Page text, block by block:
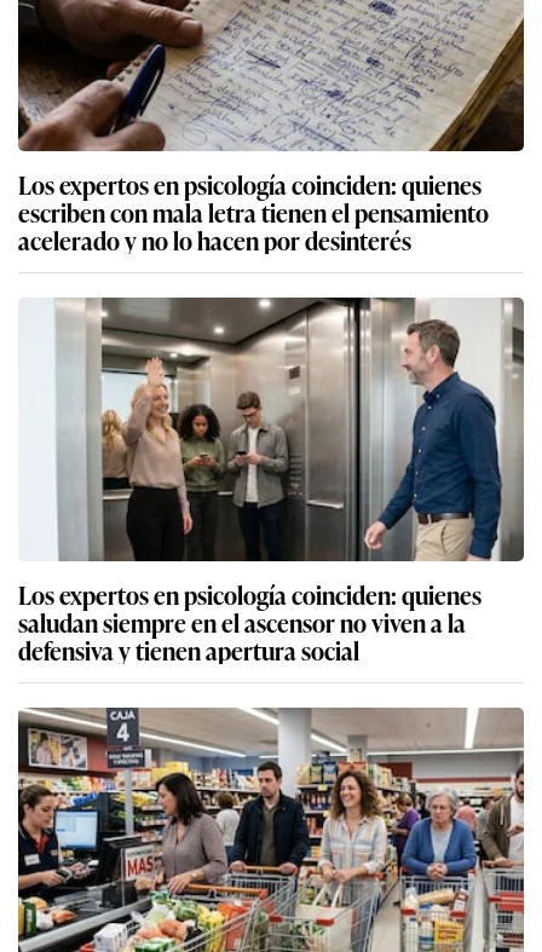
Los expertos en psicología coinciden: quienes
escriben con mala letra tienen el pensamiento
acelerado y no lo hacen por desinterés
Los expertos en psicología coinciden: quienes
saludan siempre en el ascensor no viven a la
defensiva y tienen apertura social